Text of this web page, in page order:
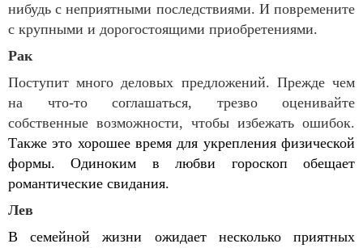
нибудь с неприятными последствиями. И повремените
с крупными и дорогостоящими приобретениями.
Рак
Поступит много деловых предложений. Прежде чем
на что-то соглашаться, трезво оценивайте
собственные возможности, чтобы избежать ошибок.
Также это хорошее время для укрепления физической
формы. Одиноким в любви гороскоп обещает
романтические свидания.
Лев
В семейной жизни ожидает несколько приятных